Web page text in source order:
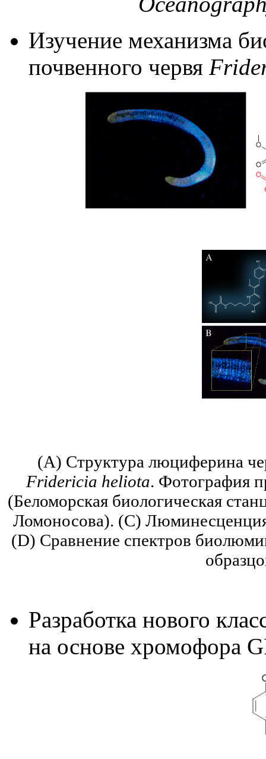
Изучение механизма
почвенного червя
(А) Структура люциферина
Fridericia heliota. Фотография
(Беломорская биологическая
Ломоносова). (C)
(D) Сравнение спектров
Разработка нового
на основе хромофора